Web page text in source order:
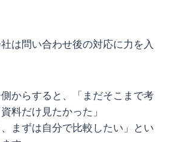
は問い合わせ後の対応に力を入
からすると、「まだそこまで考
料だけ見たかった」
、まずは自分で比較したい」とい